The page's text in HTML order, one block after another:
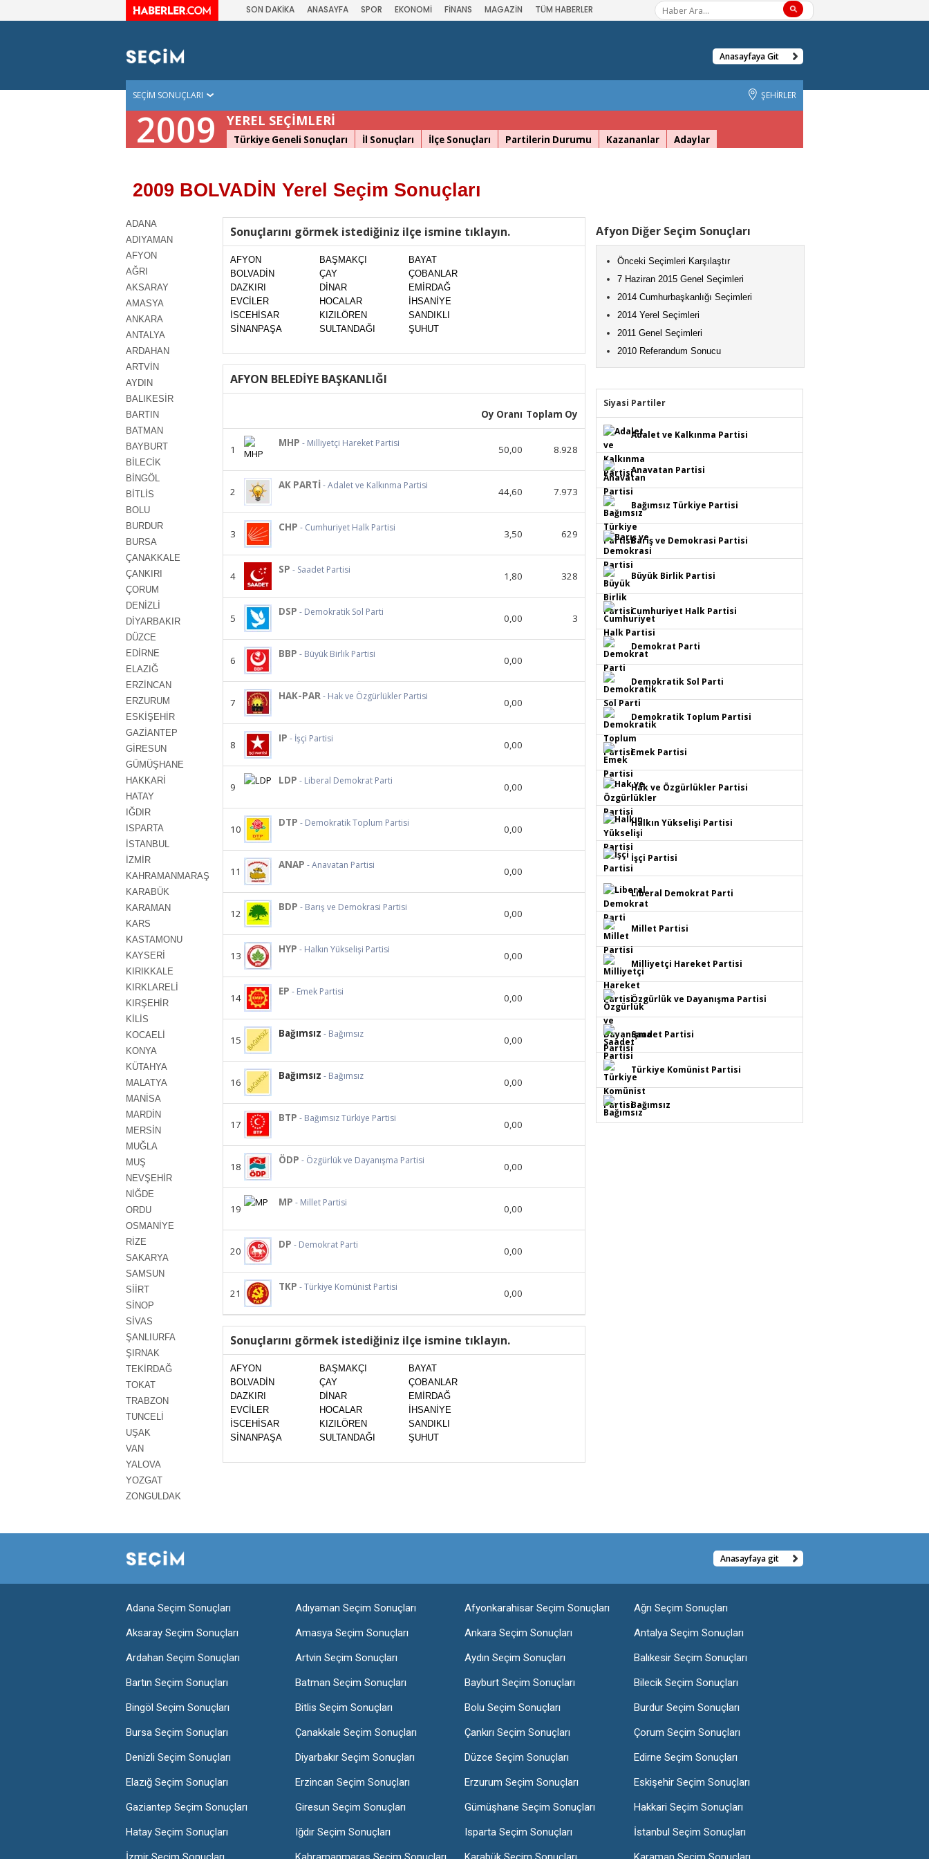
SON DAKİKA ANASAYFA SPOR EKONOMİ FİNANS MAGAZİN TÜM HABERLER
Anasayfaya Git
SEÇİM SONUÇLARI ŞEHİRLER
2009 YEREL SEÇİMLERİ
Türkiye Geneli Sonuçları İl Sonuçları İlçe Sonuçları Partilerin Durumu Kazananlar Adaylar
2009 BOLVADİN Yerel Seçim Sonuçları
ADANA
ADIYAMAN
AFYON
AĞRI
AKSARAY
AMASYA
ANKARA
ANTALYA
ARDAHAN
ARTVİN
AYDIN
BALIKESİR
BARTIN
BATMAN
BAYBURT
BİLECİK
BİNGÖL
BİTLİS
BOLU
BURDUR
BURSA
ÇANAKKALE
ÇANKIRI
ÇORUM
DENİZLİ
DİYARBAKIR
DÜZCE
EDİRNE
ELAZIĞ
ERZİNCAN
ERZURUM
ESKİŞEHİR
GAZİANTEP
GİRESUN
GÜMÜŞHANE
HAKKARİ
HATAY
IĞDIR
ISPARTA
İSTANBUL
İZMİR
KAHRAMANMARAŞ
KARABÜK
KARAMAN
KARS
KASTAMONU
KAYSERİ
KIRIKKALE
KIRKLARELİ
KIRŞEHİR
KİLİS
KOCAELİ
KONYA
KÜTAHYA
MALATYA
MANİSA
MARDİN
MERSİN
MUĞLA
MUŞ
NEVŞEHİR
NİĞDE
ORDU
OSMANİYE
RİZE
SAKARYA
SAMSUN
SİİRT
SİNOP
SİVAS
ŞANLIURFA
ŞIRNAK
TEKİRDAĞ
TOKAT
TRABZON
TUNCELİ
UŞAK
VAN
YALOVA
YOZGAT
ZONGULDAK
Sonuçlarını görmek istediğiniz ilçe ismine tıklayın.
AFYON BAŞMAKÇI
BAYAT
BOLVADİN
ÇAY
ÇOBANLAR
DAZKIRI
DİNAR
EMİRDAĞ
EVCİLER
HOCALAR
İHSANİYE
İSCEHİSAR
KIZILÖREN
SANDIKLI
SİNANPAŞA
SULTANDAĞI ŞUHUT
AFYON BELEDİYE BAŞKANLIĞI
Oy Oranı Toplam Oy
1
MHP - Milliyetçi Hareket Partisi
50,00 8.928
2
AK PARTİ- Adalet ve Kalkınma Partisi
44,60 7.973
3
CHP - Cumhuriyet Halk Partisi
3,50 629
4
SP - Saadet Partisi
1,80 328
5
DSP - Demokratik Sol Parti
0,00 3
6
BBP - Büyük Birlik Partisi
0,00
7
HAK-PAR- Hak ve Özgürlükler Partisi
0,00
8
IP - İşçi Partisi
0,00
9
LDP - Liberal Demokrat Parti
0,00
10
DTP - Demokratik Toplum Partisi
0,00
11
ANAP - Anavatan Partisi
0,00
12
BDP - Barış ve Demokrasi Partisi
0,00
13
HYP - Halkın Yükselişi Partisi
0,00
14
EP - Emek Partisi
0,00
15
Bağımsız - Bağımsız
0,00
16
Bağımsız - Bağımsız
0,00
17
BTP - Bağımsız Türkiye Partisi
0,00
18
ÖDP - Özgürlük ve Dayanışma Partisi
0,00
19
MP - Millet Partisi
0,00
20
DP - Demokrat Parti
0,00
21
TKP - Türkiye Komünist Partisi
0,00
Sonuçlarını görmek istediğiniz ilçe ismine tıklayın.
AFYON BAŞMAKÇI
BAYAT
BOLVADİN
ÇAY
ÇOBANLAR
DAZKIRI
DİNAR
EMİRDAĞ
EVCİLER
HOCALAR
İHSANİYE
İSCEHİSAR
KIZILÖREN
SANDIKLI
SİNANPAŞA
SULTANDAĞI ŞUHUT
Afyon Diğer Seçim Sonuçları
Önceki Seçimleri Karşılaştır
7 Haziran 2015 Genel Seçimleri
2014 Cumhurbaşkanlığı Seçimleri
2014 Yerel Seçimleri
2011 Genel Seçimleri
2010 Referandum Sonucu
Siyasi Partiler
Adalet ve Kalkınma Partisi
Anavatan Partisi
Bağımsız Türkiye Partisi
Barış ve Demokrasi Partisi
Büyük Birlik Partisi
Cumhuriyet Halk Partisi
Demokrat Parti
Demokratik Sol Parti
Demokratik Toplum Partisi
Emek Partisi
Hak ve Özgürlükler Partisi
Halkın Yükselişi Partisi
İşçi Partisi
Liberal Demokrat Parti
Millet Partisi
Milliyetçi Hareket Partisi
Özgürlük ve Dayanışma Partisi
Saadet Partisi
Türkiye Komünist Partisi
Bağımsız
Anasayfaya git
Adana Seçim Sonuçları Adıyaman Seçim Sonuçları Afyonkarahisar Seçim Sonuçları
Ağrı Seçim Sonuçları
Aksaray Seçim Sonuçları
Amasya Seçim Sonuçları Ankara Seçim Sonuçları
Antalya Seçim Sonuçları
Ardahan Seçim Sonuçları
Artvin Seçim Sonuçları Aydın Seçim Sonuçları
Balıkesir Seçim Sonuçları
Bartın Seçim Sonuçları
Batman Seçim Sonuçları Bayburt Seçim Sonuçları
Bilecik Seçim Sonuçları
Bingöl Seçim Sonuçları
Bitlis Seçim Sonuçları Bolu Seçim Sonuçları
Burdur Seçim Sonuçları
Bursa Seçim Sonuçları
Çanakkale Seçim Sonuçları Çankırı Seçim Sonuçları
Çorum Seçim Sonuçları
Denizli Seçim Sonuçları
Diyarbakır Seçim Sonuçları Düzce Seçim Sonuçları
Edirne Seçim Sonuçları
Elazığ Seçim Sonuçları
Erzincan Seçim Sonuçları Erzurum Seçim Sonuçları
Eskişehir Seçim Sonuçları
Gaziantep Seçim Sonuçları
Giresun Seçim Sonuçları Gümüşhane Seçim Sonuçları
Hakkari Seçim Sonuçları
Hatay Seçim Sonuçları
Iğdır Seçim Sonuçları Isparta Seçim Sonuçları
İstanbul Seçim Sonuçları